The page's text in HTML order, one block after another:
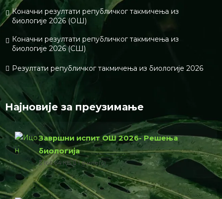
Коначни резултати републичког такмичења из
биологије 2026 (ОШ)
Коначни резултати републичког такмичења из
биологије 2026 (СШ)
Резултати републичког такмичења из биологије 2026
Најновије за преузимање
Завршни испит ОШ 2026- Решења
биологија
166.64 КБ 1 филе(с)